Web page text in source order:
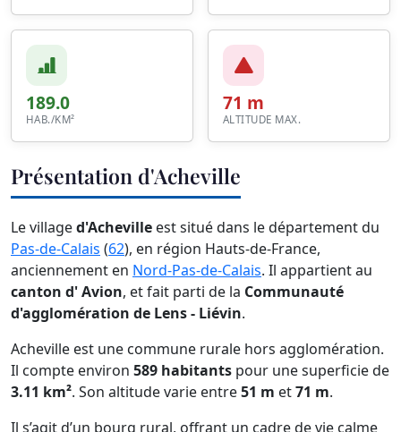
189.0
HAB./KM²
71 m
ALTITUDE MAX.
Présentation d'Acheville
Le villaged'Acheville est situé dans le département du
Pas-de-Calais (62), en région Hauts-de-France,
anciennement en Nord-Pas-de-Calais. Il appartient au
canton d' Avion, et fait parti de la Communauté
d'agglomération de Lens - Liévin.
Acheville est une commune rurale hors agglomération.
Il compte environ 589 habitants pour une superficie de
3.11 km². Son altitude varie entre51 m et71 m.
Il s’agit d’un bourg rural, offrant un cadre de vie calme